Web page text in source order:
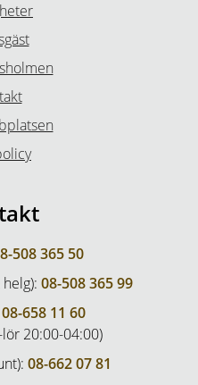
508 365 50
08-508 365 99
08-658 11 60
20:00-04:00)
08-662 07 81